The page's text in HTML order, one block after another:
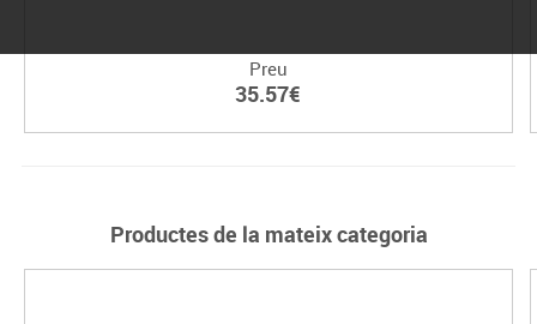
Preu
35.57€
Productes de la mateix categoria